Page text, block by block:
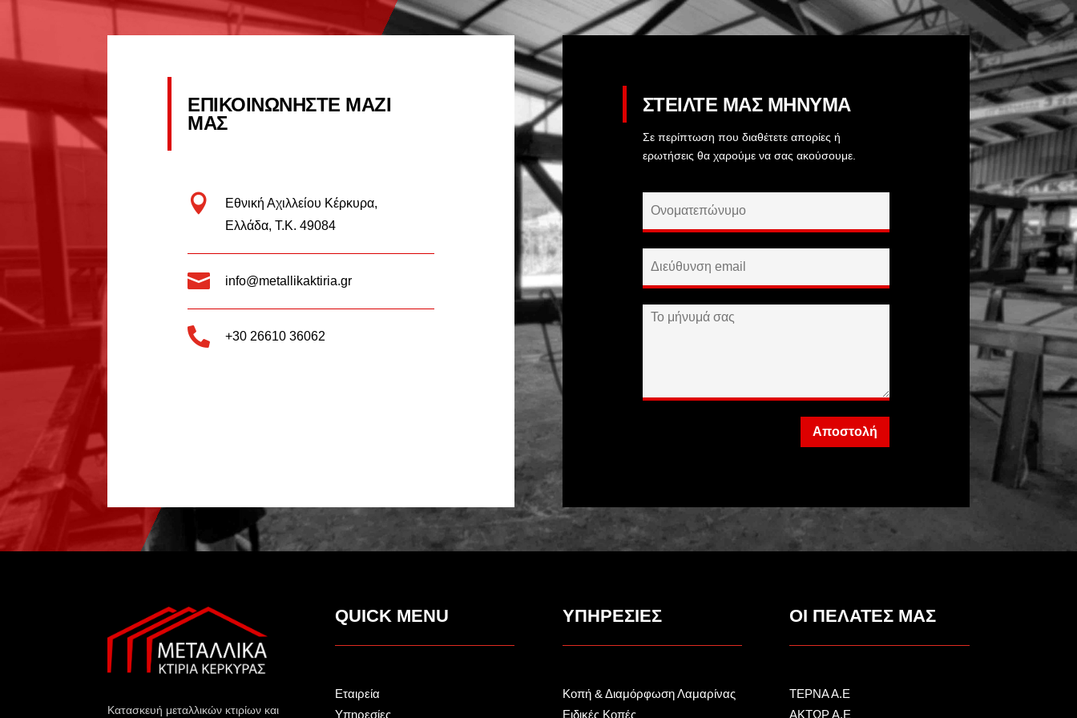
ΕΠΙΚΟΙΝΩΝΗΣΤΕ ΜΑΖΙ
ΜΑΣ

Εθνική Αχιλλείου Κέρκυρα,
Ελλάδα, Τ.Κ. 49084
 info@metallikaktiria.gr
 +30 26610 36062
ΣΤΕΙΛΤΕ ΜΑΣ ΜΗΝΥΜΑ
Σε περίπτωση που διαθέτετε απορίες ή
ερωτήσεις θα χαρούμε να σας ακούσουμε.
Αποστολή
Κατασκευή μεταλλικών κτιρίων και
QUICK MENU
Εταιρεία
Υπηρεσίες
ΥΠΗΡΕΣΙΕΣ
Κοπή & Διαμόρφωση Λαμαρίνας
Ειδικές Κοπές
ΟΙ ΠΕΛΑΤΕΣ ΜΑΣ
ΤΕΡΝΑ Α.Ε
ΑΚΤΩΡ Α.Ε